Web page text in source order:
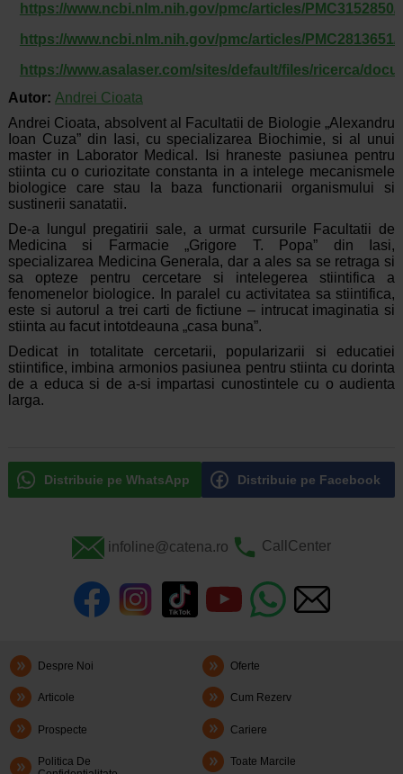
https://www.ncbi.nlm.nih.gov/pmc/articles/PMC3152850/
https://www.ncbi.nlm.nih.gov/pmc/articles/PMC2813651/
https://www.asalaser.com/sites/default/files/ricerca/
Autor: Andrei Cioata
Andrei Cioata, absolvent al Facultatii de Biologie „Alexandru
Ioan Cuza” din Iasi, cu specializarea Biochimie, si al unui
master in Laborator Medical. Isi hraneste pasiunea pentru
stiinta cu o curiozitate constanta in a intelege mecanismele
biologice care stau la baza functionarii organismului si
sustinerii sanatatii.
De-a lungul pregatirii sale, a urmat cursurile Facultatii de
Medicina si Farmacie „Grigore T. Popa” din Iasi,
specializarea Medicina Generala, dar a ales sa se retraga si
sa opteze pentru cercetare si intelegerea stiintifica a
fenomenelor biologice. In paralel cu activitatea sa stiintifica,
este si autorul a trei carti de fictiune – intrucat imaginatia si
stiinta au facut intotdeauna „casa buna”.
Dedicat in totalitate cercetarii, popularizarii si educatiei
stiintifice, imbina armonios pasiunea pentru stiinta cu dorinta
de a educa si de a-si impartasi cunostintele cu o audienta
larga.
Distribuie pe WhatsApp Distribuie pe Facebook
infoline@catena.ro CallCenter
Despre Noi Oferte
Articole Cum Rezerv
Prospecte Cariere
Politica De
Toate Marcile